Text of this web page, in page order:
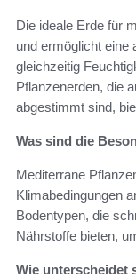
Die ideale Erde für
und ermöglicht eine
gleichzeitig
Pflanzenerden, die
abgestimmt sind,
Was sind die
Mediterrane
Klimabedingungen
Bodentypen, die
Nährstoffe bieten,
Wie unterscheidet